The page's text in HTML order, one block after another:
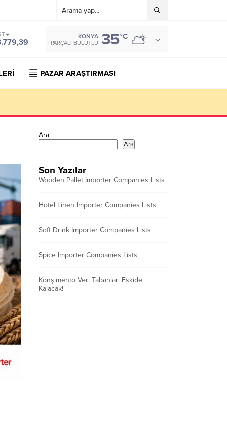
KONYA
PARÇALI BULUTLU 35°C
PAZAR ARAŞTIRMASI
Ara
Ara
Son Yazılar
Wooden Pallet Importer Companies Lists
Hotel Linen Importer Companies Lists
Soft Drink Importer Companies Lists
Spice Importer Companies Lists
Konşimento Veri Tabanları Eskide
Kalacak!